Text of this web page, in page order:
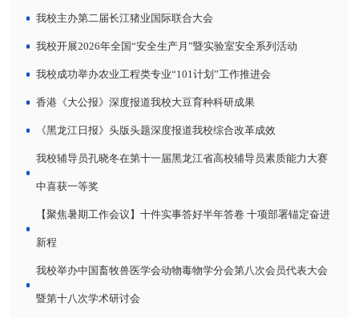
我校主办第二届长江猪业国际联合大会
我校开展2026年全国“安全生产月”暨实验室安全系列活动
我校成功举办农业工程类专业“101计划”工作推进会
香港《大公报》深度报道我校大豆育种科研成果
《黑龙江日报》头版头题深度报道我校综合改革成效
我校辅导员孔晓冬在第十一届黑龙江省高校辅导员素质能力大赛
中喜获一等奖
【聚焦暑期工作会议】十件实事答好半年答卷 十项部署锚定奋进
新程
我校举办中国畜牧兽医学会动物毒物学分会第八次会员代表大会
暨第十八次学术研讨会